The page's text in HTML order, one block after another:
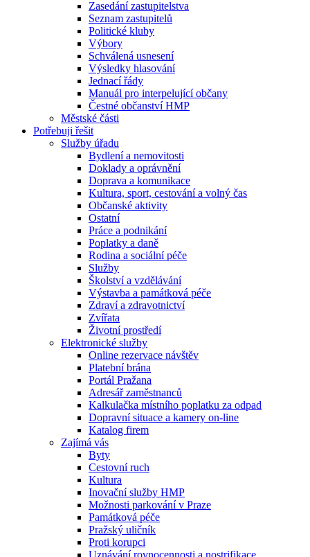
Zasedání zastupitelstva
Seznam zastupitelů
Politické kluby
Výbory
Schválená usnesení
Výsledky hlasování
Jednací řády
Manuál pro interpelující občany
Čestné občanství HMP
Městské části
Potřebuji řešit
Služby úřadu
Bydlení a nemovitosti
Doklady a oprávnění
Doprava a komunikace
Kultura, sport, cestování a volný čas
Občanské aktivity
Ostatní
Práce a podnikání
Poplatky a daně
Rodina a sociální péče
Služby
Školství a vzdělávání
Výstavba a památková péče
Zdraví a zdravotnictví
Zvířata
Životní prostředí
Elektronické služby
Online rezervace návštěv
Platební brána
Portál Pražana
Adresář zaměstnanců
Kalkulačka místního poplatku za odpad
Dopravní situace a kamery on-line
Katalog firem
Zajímá vás
Byty
Cestovní ruch
Kultura
Inovační služby HMP
Možnosti parkování v Praze
Památková péče
Pražský uličník
Proti korupci
Uznávání rovnocennosti a nostrifikace